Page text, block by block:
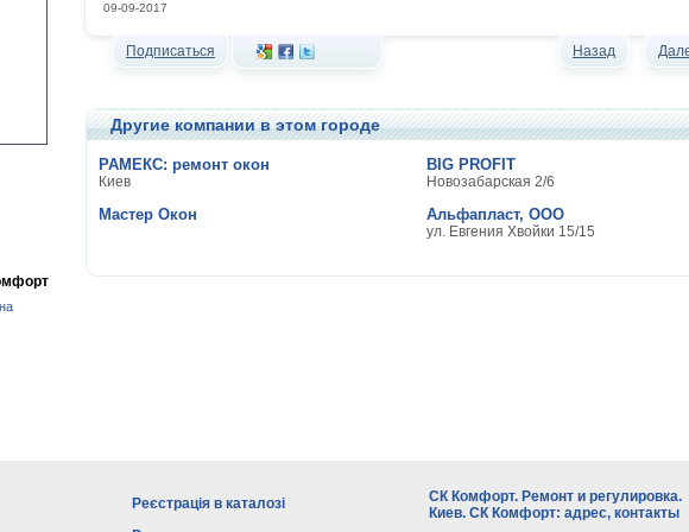
09-09-2017
Подписаться Назад
Другие компании в этом городе
РАМЕКС: ремонт окон
Киев
BIG PROFIT
Новозабарская 2/6
Мастер Окон Альфапласт, ООО
ул. Евгения Хвойки 15/15
Реєстрація в каталозі
СК Комфорт. Ремонт и регулировка.
Киев. СК Комфорт: адрес, контакты